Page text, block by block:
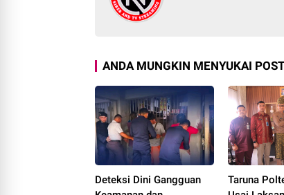
ANDA MUNGKIN MENYUKAI
Deteksi Dini Gangguan
Taruna